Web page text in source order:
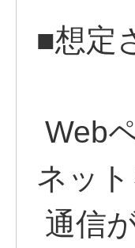
■想定
Web
ネッ
通信